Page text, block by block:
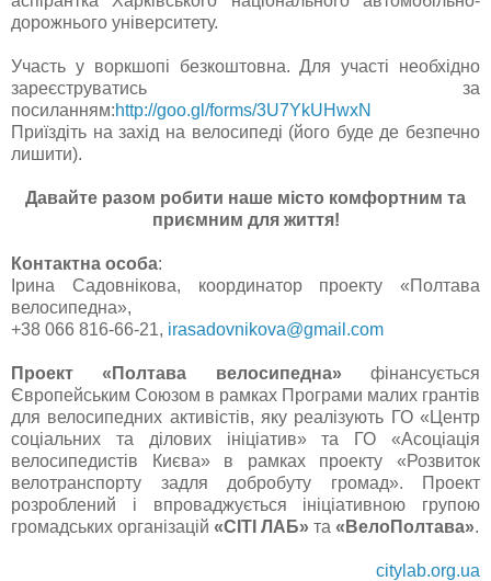
дорожнього університету.
Участь у воркшопі безкоштовна. Для участі необхідно
зареєструватись за
посиланням:http://goo.gl/forms/3U7YkUHwxN
Приїздіть на захід на велосипеді (його буде де безпечно
лишити).
Давайте разом робити наше місто комфортним та
приємним для життя!
Контактна особа:
Ірина Садовнікова, координатор проекту «Полтава
велосипедна»,
+38 066 816-66-21, irasadovnikova@gmail.com
Проект «Полтава велосипедна»фінансується
Європейським Союзом в рамках Програми малих грантів
для велосипедних активістів, яку реалізують ГО «Центр
соціальних та ділових ініціатив» та ГО «Асоціація
велосипедистів Києва» в рамках проекту «Розвиток
велотранспорту задля добробуту громад». Проект
розроблений і впроваджується ініціативною групою
громадських організацій «СІТІ ЛАБ» та «ВелоПолтава».
citylab.org.ua